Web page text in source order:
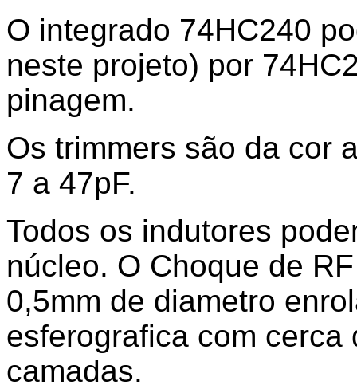
O integrado 74HC240
neste projeto) por
pinagem.
Os trimmers são da cor
7 a 47pF.
Todos os indutores
núcleo. O Choque de
0,5mm de diametro
esferografica com
camadas.